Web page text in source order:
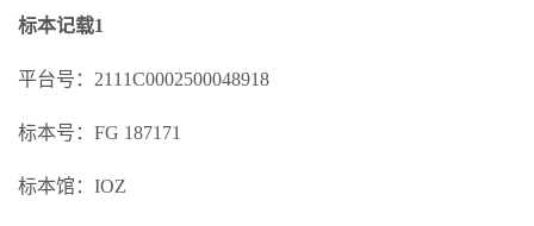
标本记载1
平台号：2111C0002500048918
标本号：FG 187171
标本馆：IOZ